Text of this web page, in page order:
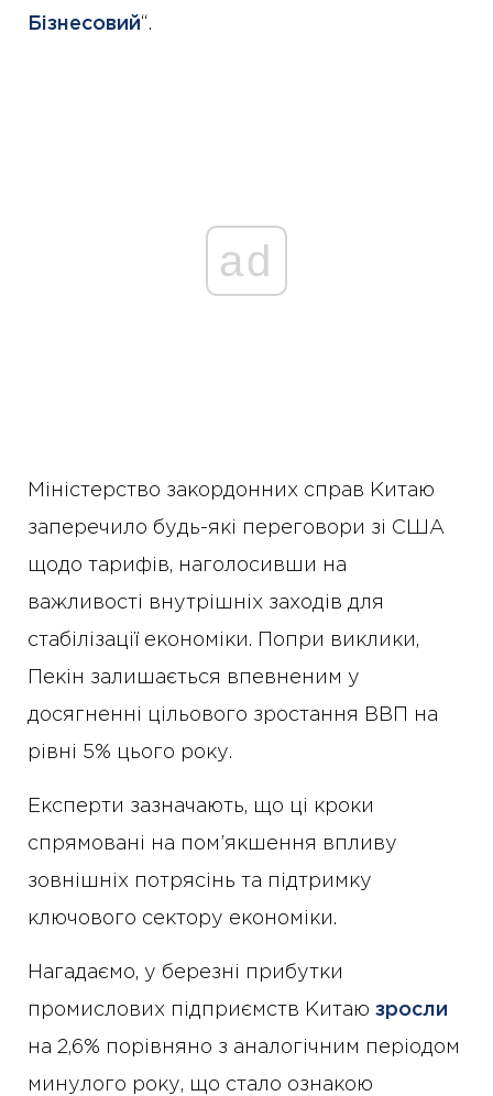
Бізнесовий“.
ad
Міністерство закордонних справ Китаю
заперечило будь-які переговори зі США
щодо тарифів, наголосивши на
важливості внутрішніх заходів для
стабілізації економіки. Попри виклики,
Пекін залишається впевненим у
досягненні цільового зростання ВВП на
рівні 5% цього року.
Експерти зазначають, що ці кроки
спрямовані на пом’якшення впливу
зовнішніх потрясінь та підтримку
ключового сектору економіки.
Нагадаємо, у березні прибутки
промислових підприємств Китаю зросли
на 2,6% порівняно з аналогічним періодом
минулого року, що стало ознакою